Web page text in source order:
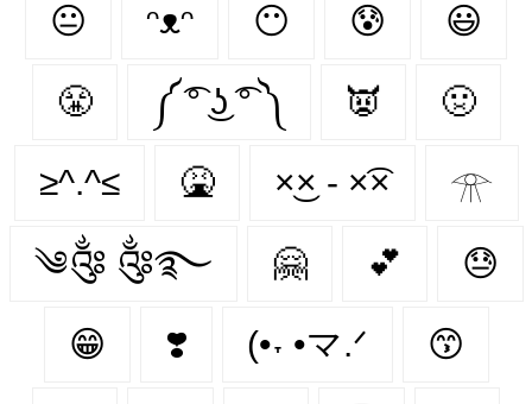
😐 ᵔᴥᵔ 😶 😰 😃
😤 ༼ ͡° ͜ʖ ͡° ༽ 👿 🤢
≥^.^≤ 🤮 ×͜× - ×͡× 𓁿
༄༂ ༂࿐ 🤗 💕 😓
😁 ❣️ (•˕ •マ.ᐟ 😙